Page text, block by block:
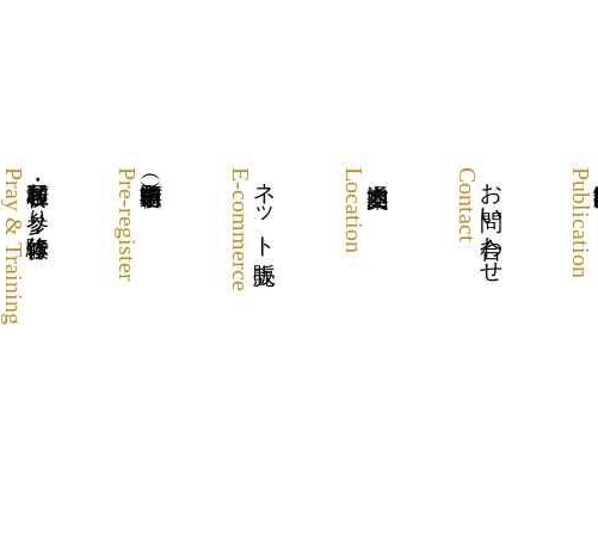
各種祈願・お参り・体験修行
Pray & Training Pre-register ネット販売
E-commerce Location お問い合わせ
Contact Publication